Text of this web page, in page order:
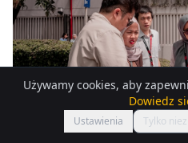
Używamy cookies, aby
Dowiedz
Ustawienia Tylko